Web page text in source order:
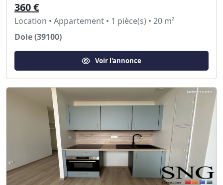
360 €
Location • Appartement • 1 pièce(s) • 20 m²
Dole (39100)
Voir l'annonce